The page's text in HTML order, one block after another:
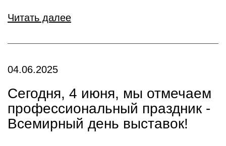
Читать далее
04.06.2025
Сегодня, 4 июня, мы отмечаем
профессиональный праздник -
Всемирный день выставок!